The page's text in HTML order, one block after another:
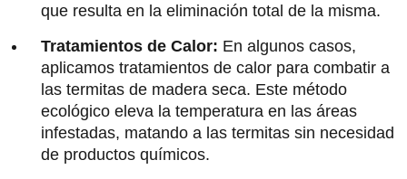
que resulta en la eliminación total de la misma.
Tratamientos de Calor: En algunos casos,
aplicamos tratamientos de calor para combatir a
las termitas de madera seca. Este método
ecológico eleva la temperatura en las áreas
infestadas, matando a las termitas sin necesidad
de productos químicos.